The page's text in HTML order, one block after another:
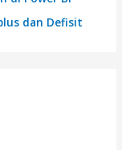
dan Defisit